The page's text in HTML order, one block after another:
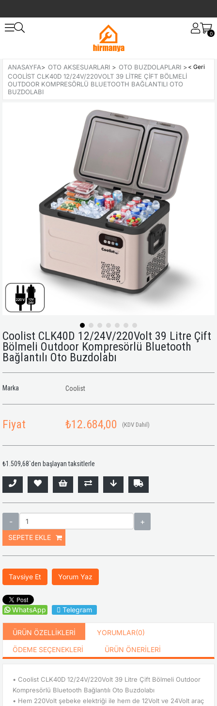
0
ANASAYFA> OTO AKSESUARLARI > OTO BUZDOLAPLARI >
COOLIST CLK40D 12/24V/220VOLT 39 LITRE ÇIFT BÖLMELI
OUTDOOR KOMPRESÖRLÜ BLUETOOTH BAĞLANTILI OTO
BUZDOLABI
Coolist CLK40D 12/24V/220Volt 39 Litre Çift
Bölmeli Outdoor Kompresörlü Bluetooth
Bağlantılı Oto Buzdolabı
Marka Coolist
Fiyat ₺12.684,00 (KDV Dahil)
₺1.509,68`den başlayan taksitlerle
Tavsiye Et Yorum Yaz
WhatsApp Telegram
ÜRÜN ÖZELLIKLERI YORUMLAR(0)
ÖDEME SEÇENEKLERI ÜRÜN ÖNERILERI
• Coolist CLK40D 12/24V/220Volt 39 Litre Çift Bölmeli Outdoor
Kompresörlü Bluetooth Bağlantılı Oto Buzdolabı
• Hem 220Volt şebeke elektriği ile hem de 12Volt ve 24Volt araç